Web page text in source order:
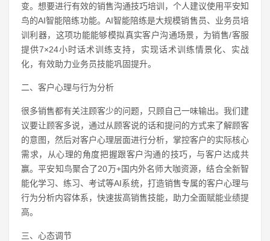
变。想要进行有效的销售沟通技巧培训，个人建议使用平安知
鸟的AI智能陪练功能。AI智能陪练是大规模销售员、业务员培
训利器，这项功能能够模拟真实客户沟通场景，为销售/客服
提供7×24小时话术训练支持，实现话术训练情景化、实战
化，有效助力业务员技能巩固提升。
二、客户心理与行为分析
很多销售都有关注顾客少的问题，只顾自己一味输出。我们建
议要让顾客多说，通过从顾客说的话和提问的方式来了解顾客
的意图，然后对客户心理层面进行分析，掌控客户的实际核心
需求，从心理的角度把握跟客户沟通的技巧，与客户达成共
赢。平安知鸟聚合了20万+国内外名师大咖资源，结合全新智
能化学习、练习、考试等AI系统，打造销售专属的客户心理与
行为分析内容体系，快速拔高销售技能，助力全面赋能业绩提
高。
三、心态调节